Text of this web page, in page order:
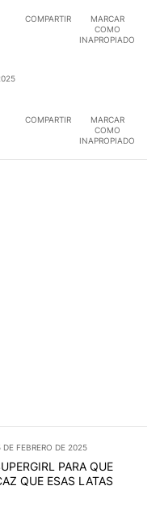
COMPARTIR
MARCAR
COMO
INAPROPIADO
COMPARTIR
MARCAR
COMO
INAPROPIADO
DE FEBRERO DE 2025
PARA QUE
QUE ESAS LATAS